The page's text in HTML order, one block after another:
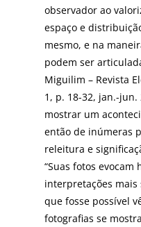
observador ao
espaço e
mesmo, e na
podem ser
Miguilim – Revista
1, p. 18-32, jan.-jun.
mostrar um
então de inúmeras
releitura e
“Suas fotos evocam
interpretações mais
que fosse possível
fotografias se